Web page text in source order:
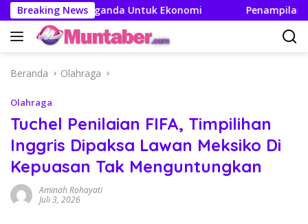
Langsung
ke
konten
Breaking News
Efek Berganda Untuk Ekonomi Penampilan dan
Beranda Olahraga
Olahraga
Tuchel Penilaian FIFA, Timpilihan
Inggris Dipaksa Lawan Meksiko Di
Kepuasan Tak Menguntungkan
Aminah Rohayati
Juli 3, 2026